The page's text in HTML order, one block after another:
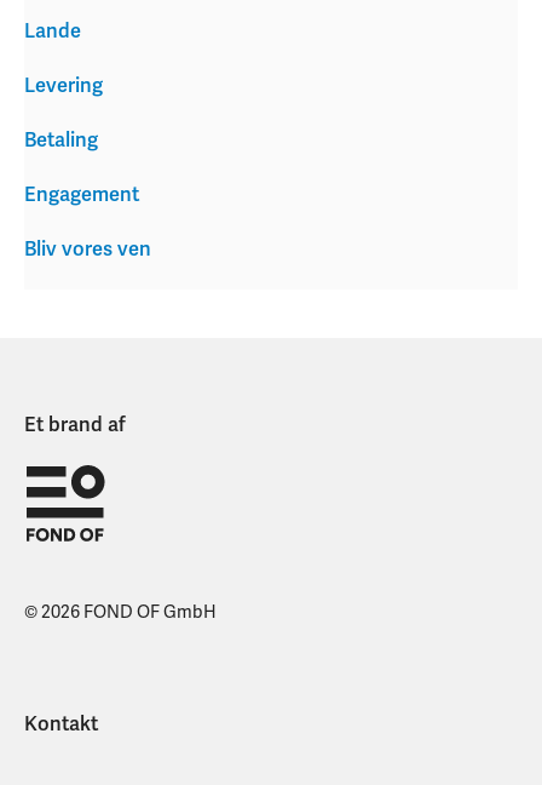
Levering
Betaling
Engagement
Bliv vores ven
Lande
Et brand af
© 2026 FOND OF GmbH
Kontakt